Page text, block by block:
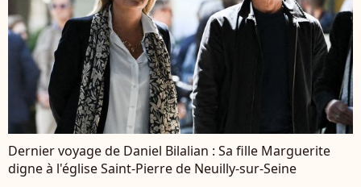
Dernier voyage de Daniel Bilalian : Sa fille Marguerite
digne à l'église Saint-Pierre de Neuilly-sur-Seine